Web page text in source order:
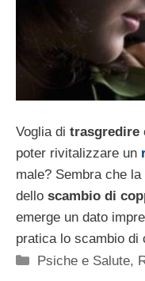
Voglia di trasgredire
poter rivitalizzare un
male? Sembra che
dello scambio di
emerge un dato
pratica lo scambio di
Categorie
Psiche e Salute,